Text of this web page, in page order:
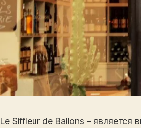
Le Siffleur de Ballons – является